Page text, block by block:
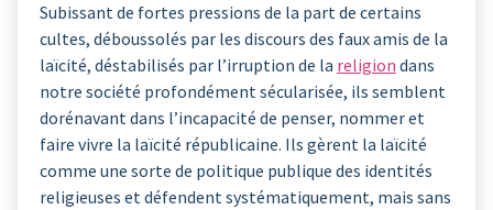
Subissant de fortes pressions de la part de certains
cultes, déboussolés par les discours des faux amis de la
laïcité, déstabilisés par l’irruption de la religion dans
notre société profondément sécularisée, ils semblent
dorénavant dans l’incapacité de penser, nommer et
faire vivre la laïcité républicaine. Ils gèrent la laïcité
comme une sorte de politique publique des identités
religieuses et défendent systématiquement, mais sans